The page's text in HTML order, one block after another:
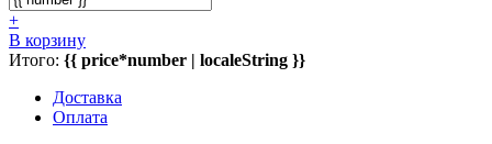
+
В корзину
Итого: {{ price*number | localeString }}
Доставка
Оплата